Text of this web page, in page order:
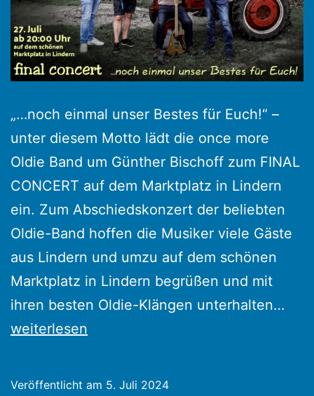
„…noch einmal unser Bestes für Euch!“ –
unter diesem Motto lädt die once more
Oldie Band um Günther Bischoff zum FINAL
CONCERT auf dem Marktplatz in Lindern
ein. Zum Abschiedskonzert der beliebten
Oldie-Band hoffen die Musiker viele Gäste
aus Lindern und umzu auf dem schönen
Marktplatz in Lindern begrüßen und mit
ihren besten Oldie-Klängen unterhalten…
weiterlesen
Veröffentlicht am 5. Juli 2024